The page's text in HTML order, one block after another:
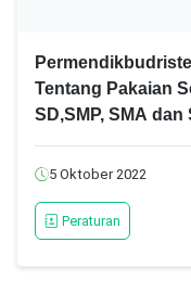
Tentang Pakaian
SD,SMP, SMA dan
5 Oktober 2022
Peraturan